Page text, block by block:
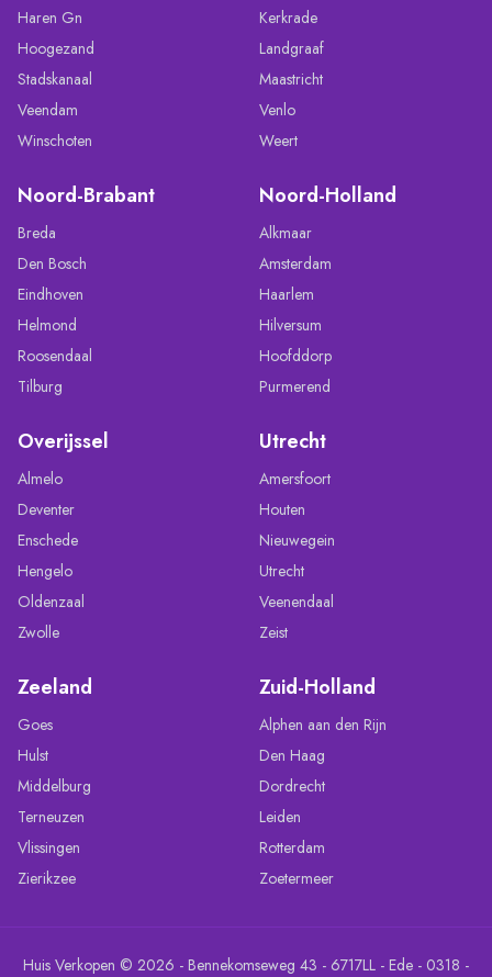
Haren Gn
Hoogezand
Stadskanaal
Veendam
Winschoten
Kerkrade
Landgraaf
Maastricht
Venlo
Weert
Noord-Brabant
Breda
Den Bosch
Eindhoven
Helmond
Roosendaal
Tilburg
Noord-Holland
Alkmaar
Amsterdam
Haarlem
Hilversum
Hoofddorp
Purmerend
Overijssel
Almelo
Deventer
Enschede
Hengelo
Oldenzaal
Zwolle
Utrecht
Amersfoort
Houten
Nieuwegein
Utrecht
Veenendaal
Zeist
Zeeland
Goes
Hulst
Middelburg
Terneuzen
Vlissingen
Zierikzee
Zuid-Holland
Alphen aan den Rijn
Den Haag
Dordrecht
Leiden
Rotterdam
Zoetermeer
Huis Verkopen © 2026 - Bennekomseweg 43 - 6717LL - Ede - 0318 -